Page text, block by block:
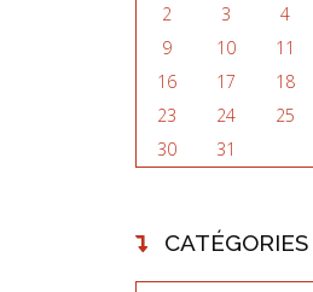
2
3 4
9
10 11
16
17 18
23
24 25
30
31
CATÉGORIES